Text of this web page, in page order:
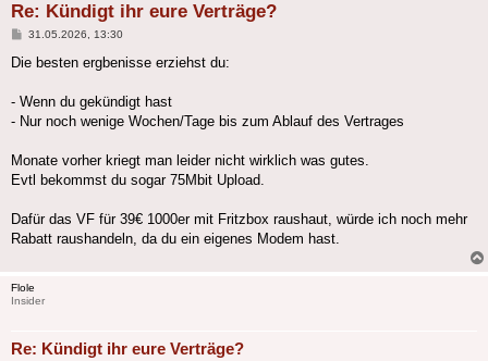
Re: Kündigt ihr eure Verträge?
Beitrag
31.05.2026, 13:30
Die besten ergbenisse erziehst du:
- Wenn du gekündigt hast
- Nur noch wenige Wochen/Tage bis zum Ablauf des Vertrages
Monate vorher kriegt man leider nicht wirklich was gutes.
Evtl bekommst du sogar 75Mbit Upload.
Dafür das VF für 39€ 1000er mit Fritzbox raushaut, würde ich noch mehr
Rabatt raushandeln, da du ein eigenes Modem hast.
Flole
Insider
Re: Kündigt ihr eure Verträge?